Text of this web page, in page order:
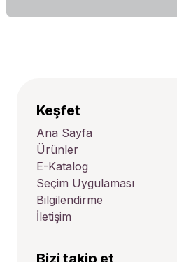
Keşfet
Ana Sayfa
Ürünler
E-Katalog
Seçim Uygulaması
Bilgilendirme
İletişim
Bizi takip et